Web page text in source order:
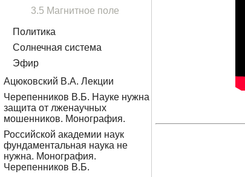
3.5 Магнитное поле
Политика
Солнечная система
Эфир
Ацюковский В.А. Лекции
Черепенников В.Б. Науке нужна
защита от лженаучных
мошенников. Монография.
Российской академии наук
фундаментальная наука не
нужна. Монография.
Черепенников В.Б.